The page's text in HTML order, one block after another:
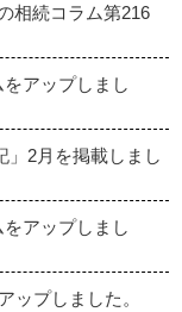
相続コラム第216
アップしまし
」2月を掲載しまし
アップしまし
ップしました。